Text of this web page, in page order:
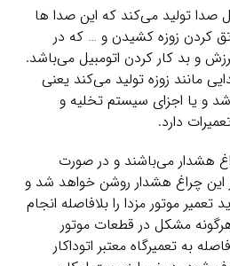
صدا تولید می‌کند که این صدا ها
کردن زوزه کشیدن و … که در
و بد کار کردن اتومبیل می‌باشد.
مانند زوزه تولید می‌کند یعنی
و یا اجزای سیستم تخلیه و
دارد.
هشدار می‌باشند و در صورت
این چراغ هشدار روشن خواهد شد و
موتور مزدا را بلافاصله انجام
مشکل در قطعات موتور
به تعمیرگاه معتبر اتوداکار